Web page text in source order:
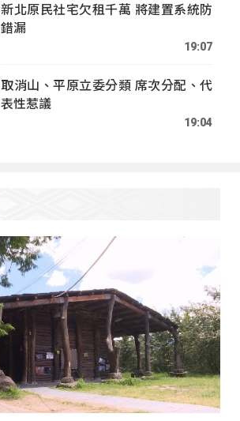
新北原民社宅欠租千萬 將建置系統防
錯漏
19:07
取消山、平原立委分類 席次分配、代
表性惹議
19:04